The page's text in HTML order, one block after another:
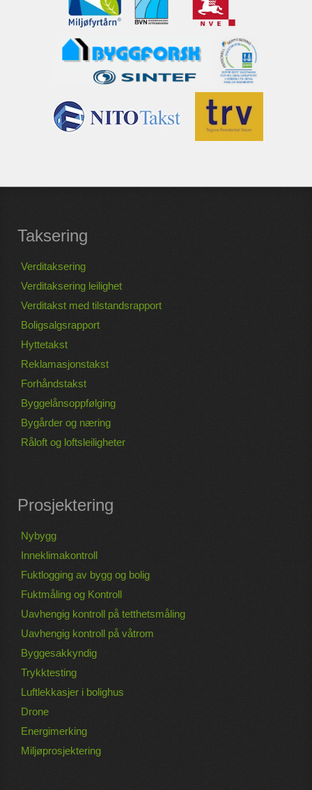
Taksering
Verditaksering
Verditaksering leilighet
Verditakst med tilstandsrapport
Boligsalgsrapport
Hyttetakst
Reklamasjonstakst
Forhåndstakst
Byggelånsoppfølging
Bygårder og næring
Råloft og loftsleiligheter
Prosjektering
Nybygg
Inneklimakontroll
Fuktlogging av bygg og bolig
Fuktmåling og Kontroll
Uavhengig kontroll på tetthetsmåling
Uavhengig kontroll på våtrom
Byggesakkyndig
Trykktesting
Luftlekkasjer i bolighus
Drone
Energimerking
Miljøprosjektering